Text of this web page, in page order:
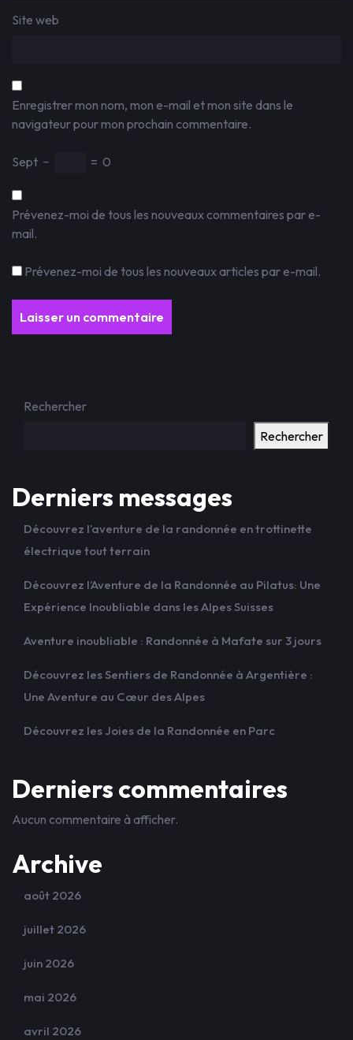
Site web
Enregistrer mon nom, mon e-mail et mon site dans le
navigateur pour mon prochain commentaire.
Sept − = 0
Prévenez-moi de tous les nouveaux commentaires par e-
mail.
Prévenez-moi de tous les nouveaux articles par e-mail.
Rechercher
Rechercher
Derniers messages
Découvrez l’aventure de la randonnée en trottinette
électrique tout terrain
Découvrez l’Aventure de la Randonnée au Pilatus: Une
Expérience Inoubliable dans les Alpes Suisses
Aventure inoubliable : Randonnée à Mafate sur 3 jours
Découvrez les Sentiers de Randonnée à Argentière :
Une Aventure au Cœur des Alpes
Découvrez les Joies de la Randonnée en Parc
Derniers commentaires
Aucun commentaire à afficher.
Archive
août 2026
juillet 2026
juin 2026
mai 2026
avril 2026